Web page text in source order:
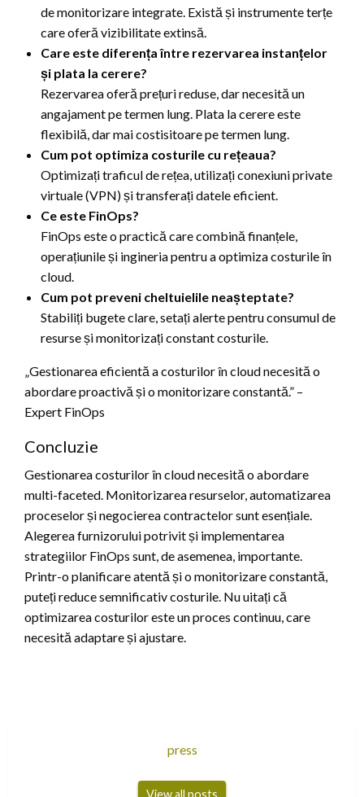
de monitorizare integrate. Există și instrumente terțe
care oferă vizibilitate extinsă.
Care este diferența între rezervarea instanțelor
și plata la cerere?
Rezervarea oferă prețuri reduse, dar necesită un
angajament pe termen lung. Plata la cerere este
flexibilă, dar mai costisitoare pe termen lung.
Cum pot optimiza costurile cu rețeaua?
Optimizați traficul de rețea, utilizați conexiuni private
virtuale (VPN) și transferați datele eficient.
Ce este FinOps?
FinOps este o practică care combină finanțele,
operațiunile și ingineria pentru a optimiza costurile în
cloud.
Cum pot preveni cheltuielile neașteptate?
Stabiliți bugete clare, setați alerte pentru consumul de
resurse și monitorizați constant costurile.
„Gestionarea eficientă a costurilor în cloud necesită o
abordare proactivă și o monitorizare constantă.” –
Expert FinOps
Concluzie
Gestionarea costurilor în cloud necesită o abordare
multi-faceted. Monitorizarea resurselor, automatizarea
proceselor și negocierea contractelor sunt esențiale.
Alegerea furnizorului potrivit și implementarea
strategiilor FinOps sunt, de asemenea, importante.
Printr-o planificare atentă și o monitorizare constantă,
puteți reduce semnificativ costurile. Nu uitați că
optimizarea costurilor este un proces continuu, care
necesită adaptare și ajustare.
press
View all posts